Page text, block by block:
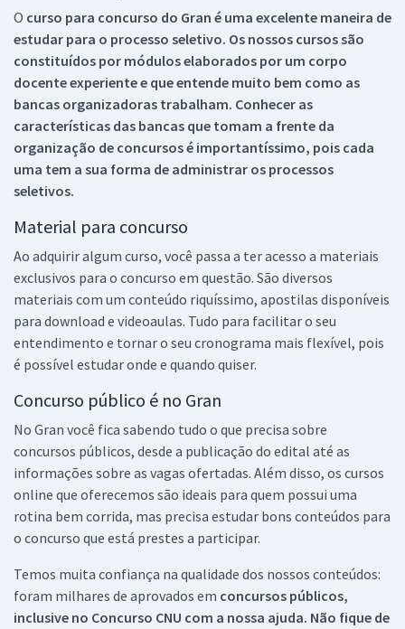
O curso para concurso do Gran é uma excelente maneira de
estudar para o processo seletivo. Os nossos cursos são
constituídos por módulos elaborados por um corpo
docente experiente e que entende muito bem como as
bancas organizadoras trabalham. Conhecer as
características das bancas que tomam a frente da
organização de concursos é importantíssimo, pois cada
uma tem a sua forma de administrar os processos
seletivos.
Material para concurso
Ao adquirir algum curso, você passa a ter acesso a materiais
exclusivos para o concurso em questão. São diversos
materiais com um conteúdo riquíssimo, apostilas disponíveis
para download e videoaulas. Tudo para facilitar o seu
entendimento e tornar o seu cronograma mais flexível, pois
é possível estudar onde e quando quiser.
Concurso público é no Gran
No Gran você fica sabendo tudo o que precisa sobre
concursos públicos, desde a publicação do edital até as
informações sobre as vagas ofertadas. Além disso, os cursos
online que oferecemos são ideais para quem possui uma
rotina bem corrida, mas precisa estudar bons conteúdos para
o concurso que está prestes a participar.
Temos muita confiança na qualidade dos nossos conteúdos:
foram milhares de aprovados em concursos públicos,
inclusive no Concurso CNU com a nossa ajuda. Não fique de